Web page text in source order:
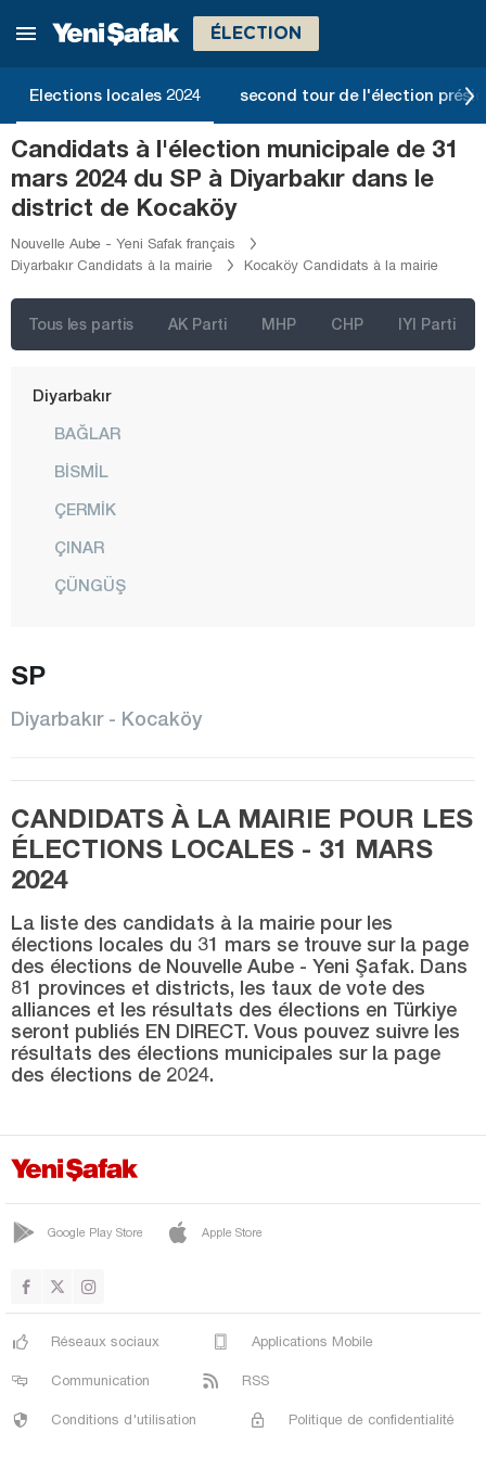
ÉLECTION
Elections locales 2024 second tour de l'élection
Candidats à l'élection municipale de 31
mars 2024 du SP à Diyarbakır dans le
district de Kocaköy
Nouvelle Aube - Yeni Safak français
Diyarbakır Candidats à la mairie
Kocaköy Candidats à la mairie
Tous les partis AK Parti MHP CHP IYI Parti
Bingöl
Bolu
Burdur
Bursa
Çanakkale
Çankırı
Denizli
Diyarbakır
BAĞLAR
BİSMİL
ÇERMİK
ÇINAR
ÇÜNGÜŞ
KAYAPINAR
KOCAKÖY
LİCE
SİLVAN
SUR
YENİŞEHİR
Düzce
Elazığ
Erzincan
Erzurum
Eskişehir
Gaziantep
Giresun
Gümüşhane
Hakkari
SP
Diyarbakır - Kocaköy
CANDIDATS À LA MAIRIE POUR LES
ÉLECTIONS LOCALES - 31 MARS
2024
La liste des candidats à la mairie pour les
élections locales du 31 mars se trouve sur la page
des élections de Nouvelle Aube - Yeni Şafak. Dans
81 provinces et districts, les taux de vote des
alliances et les résultats des élections en Türkiye
seront publiés EN DIRECT. Vous pouvez suivre les
résultats des élections municipales sur la page
des élections de 2024.
Google Play Store Apple Store
Réseaux sociaux Applications Mobile
Communication RSS
Conditions d'utilisation Politique de confidentialité